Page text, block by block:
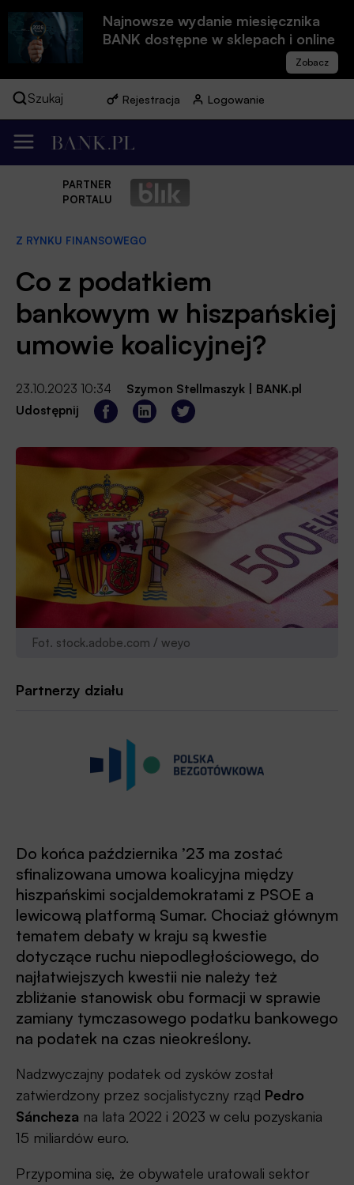
Najnowsze wydanie miesięcznika
BANK dostępne w sklepach i online
Szukaj Rejestracja Logowanie
PARTNER
PORTALU
Z RYNKU FINANSOWEGO
Co z podatkiem
bankowym w hiszpańskiej
umowie koalicyjnej?
23.10.2023 10:34 Szymon Stellmaszyk
BANK.pl
Udostępnij
Fot. stock.adobe.com / weyo
Partnerzy działu
Do końca października ’23 ma zostać
sfinalizowana umowa koalicyjna między
hiszpańskimi socjaldemokratami z PSOE a
lewicową platformą Sumar. Chociaż głównym
tematem debaty w kraju są kwestie
dotyczące ruchu niepodległościowego, do
najłatwiejszych kwestii nie należy też
zbliżanie stanowisk obu formacji w sprawie
zamiany tymczasowego podatku bankowego
na podatek na czas nieokreślony.
Nadzwyczajny podatek od zysków został
zatwierdzony przez socjalistyczny rząd Pedro
Sáncheza na lata 2022 i 2023 w celu pozyskania
15 miliardów euro.
Przypomina się, że obywatele uratowali sektor